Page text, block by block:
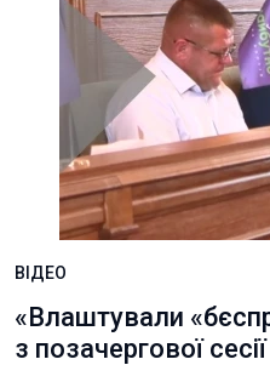
ВІДЕО
«Влаштували
з позачергової